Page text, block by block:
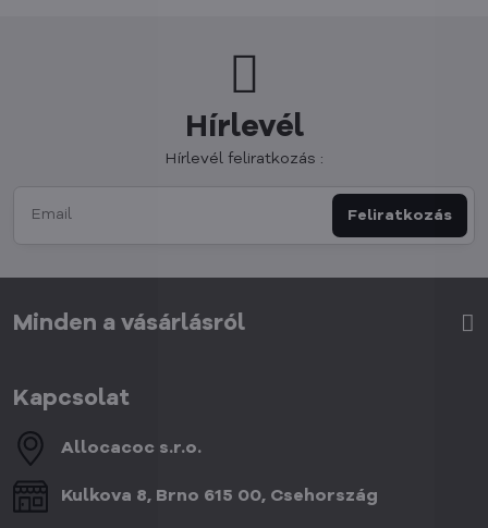
Hírlevél
Hírlevél feliratkozás :
Feliratkozás
Minden a vásárlásról
Kapcsolat
Allocacoc s​.r​.o​.
Kulkova 8, Brno 615 00, Csehország